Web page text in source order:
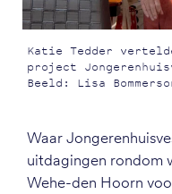
Katie Tedder
project
Beeld: Lisa
Waar
uitdagingen rondom
Wehe-den Hoorn